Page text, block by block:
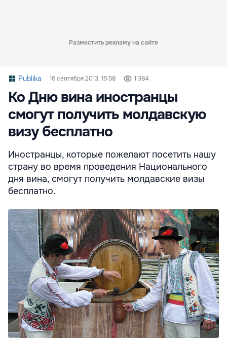
Разместить рекламу на сайте
Publika 16 сентября 2013, 15:58 1 384
Ко Дню вина иностранцы
смогут получить молдавскую
визу бесплатно
Иностранцы, которые пожелают посетить нашу
страну во время проведения Национального
дня вина, смогут получить молдавские визы
бесплатно.